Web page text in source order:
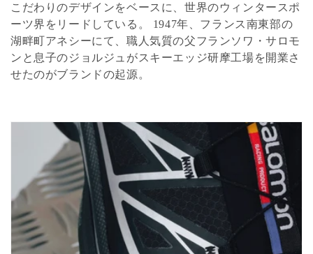
ク
シ
ョ
:
こだわりのデザインをベースに、世界のウィンタースポ
ーツ界をリードしている。 1947年、フランス南東部の
湖畔町アネシーにて、職人気質の父フランソワ・サロモ
ンと息子のジョルジュがスキーエッジ研摩工場を開業さ
せたのがブランドの起源。